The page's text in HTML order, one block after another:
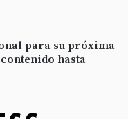
para su próxima
hasta